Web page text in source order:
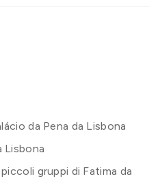
da Pena da Lisbona
Lisbona
gruppi di Fatima da